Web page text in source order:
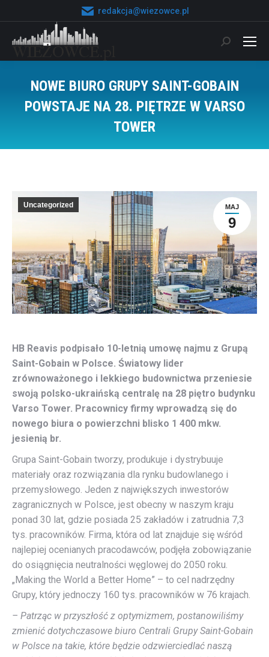
redakcja@wiezowce.pl
Szukaj:
NOWE BIURO GRUPY SAINT-GOBAIN
POWSTAJE NA 28. PIĘTRZE W VARSO
TOWER
MAJ
9
Uncategorized
HB Reavis podpisało 10-letnią umowę najmu z Grupą
Saint-Gobain w Polsce. Światowy lider
zrównoważonego i lekkiego budownictwa przeniesie
swoją polsko-ukraińską centralę na 28 piętro budynku
Varso Tower. Pracownicy firmy wprowadzą się do
nowego biura o powierzchni blisko 1 400 mkw.
jesienią br.
Grupa Saint-Gobain tworzy, produkuje i dystrybuuje
materiały oraz rozwiązania dla rynku budowlanego i
przemysłowego. Jeden z największych inwestorów
zagranicznych w Polsce, jest obecny w naszym kraju
ponad 30 lat, gdzie posiada 25 zakładów i zatrudnia 7,3
tys. pracowników. Firma, która od lat znajduje się wśród
najlepiej ocenianych pracodawców, podjęła zobowiązanie
do osiągnięcia neutralności węglowej do 2050 roku.
„Making the World a Better Home” – to cel nadrzędny
Grupy, który jednoczy 160 tys. pracowników w 76 krajach.
– Patrząc w przyszłość z optymizmem, postanowiliśmy
zmienić dotychczasowe biuro Centrali Grupy Saint-Gobain
w Polsce na takie, które będzie odzwierciedlać naszą